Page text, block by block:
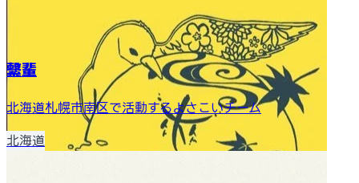
繋輩
北海道札幌市南区で活動するよさこいチーム
北海道